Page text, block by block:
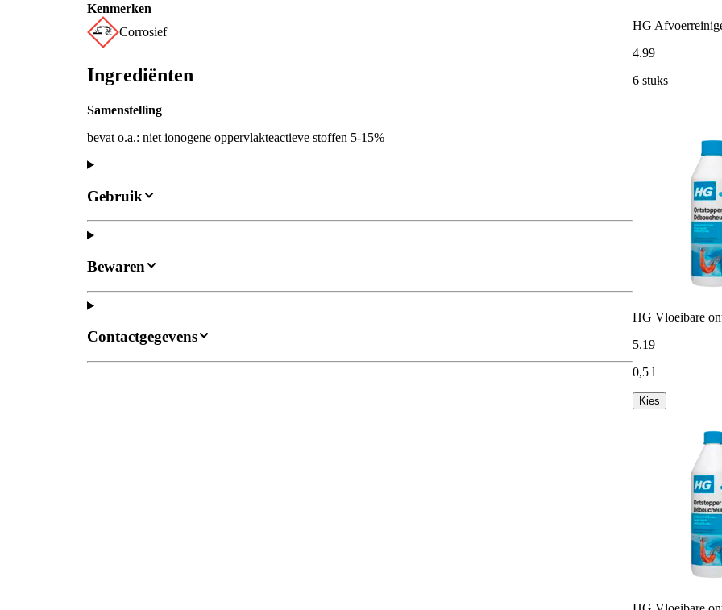
Kenmerken
Corrosief
Ingrediënten
Samenstelling
bevat o.a.: niet ionogene oppervlakteactieve stoffen 5-15%
Gebruik
Bewaren
Contactgegevens
HG
4.99
6 stuks
HG Vloeibare
5.19
0,5 l
Kies